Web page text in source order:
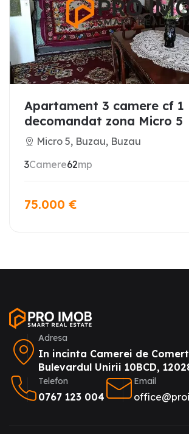
Apartament 3 camere cf 1
decomandat zona Micro 5
Micro 5, Buzau, Buzau
3Camere62mp
75.000 €
Adresa
In incinta Camerei de
Bulevardul Unirii 10BCD,
Telefon
0767 123 004
Email